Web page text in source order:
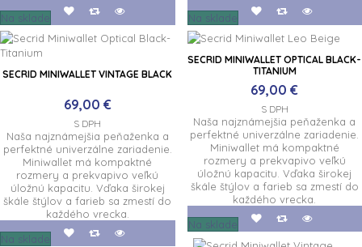
Na sklade
Na sklade
SECRID MINIWALLET VINTAGE BLACK
69,00 €
S DPH
Naša najznámejšia peňaženka a
perfektné univerzálne zariadenie.
Miniwallet má kompaktné
rozmery a prekvapivo veľkú
úložnú kapacitu. Vďaka širokej
škále štýlov a farieb sa zmestí do
každého vrecka.
Na sklade
SECRID MINIWALLET OPTICAL BLACK-
TITANIUM
69,00 €
S DPH
Naša najznámejšia peňaženka a
perfektné univerzálne zariadenie.
Miniwallet má kompaktné
rozmery a prekvapivo veľkú
úložnú kapacitu. Vďaka širokej
škále štýlov a farieb sa zmestí do
každého vrecka.
Na sklade